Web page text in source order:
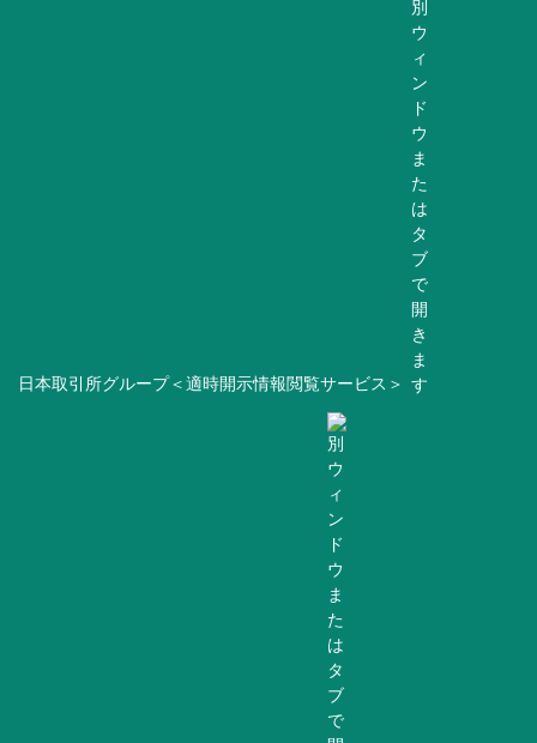
日本取引所グループ＜適時開示情報閲覧サービス＞